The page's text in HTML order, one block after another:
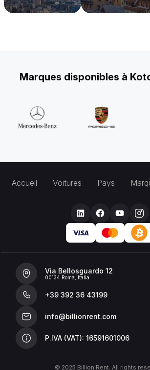
Marques disponibles à
Accueil Voitures Pays
Via Bellosguardo 12
00134 Roma, Italia
+39 392 36 43199
info@billionrent.com
P.IVA (VAT): 16591601006
© 2025 Billion Rent. All rights